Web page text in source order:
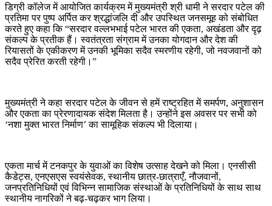
डिग्री कॉलेज में आयोजित कार्यक्रम में मुख्यमंत्री श्री धामी ने सरदार पटेल की
प्रतिमा पर पुष्प अर्पित कर श्रद्धांजलि दी और उपस्थित जनसमूह को संबोधित
करते हुए कहा कि “सरदार वल्लभभाई पटेल भारत की एकता, अखंडता और दृढ़
संकल्प के प्रतीक हैं। स्वतंत्रता संग्राम में उनका योगदान और देश की
रियासतों के एकीकरण में उनकी भूमिका सदैव स्मरणीय रहेगी, जो नवजवानों को
सदैव प्रेरित करती रहेगी।”
मुख्यमंत्री ने कहा सरदार पटेल के जीवन से हमें राष्ट्रहित में समर्पण, अनुशासन
और एकता का प्रेरणादायक संदेश मिलता है। उन्होंने इस अवसर पर सभी को
‘नशा मुक्त भारत निर्माण’ का सामूहिक संकल्प भी दिलाया।
एकता मार्च में टनकपुर के युवाओं का विशेष उत्साह देखने को मिला। एनसीसी
कैडेट्स, एनएसएस स्वयंसेवक, स्थानीय छात्र-छात्राएँ, नौजवानों,
जनप्रतिनिधियों एवं विभिन्न सामाजिक संस्थाओं के प्रतिनिधियों के साथ साथ
स्थानीय नागरिकों ने बढ़-चढ़कर भाग लिया।